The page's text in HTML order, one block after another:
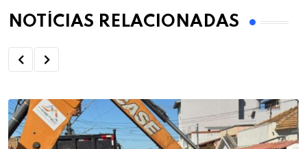
NOTÍCIAS RELACIONADAS